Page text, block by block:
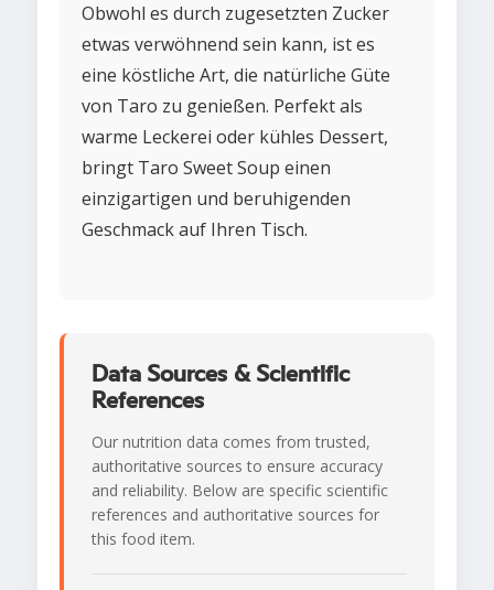
Obwohl es durch zugesetzten Zucker
etwas verwöhnend sein kann, ist es
eine köstliche Art, die natürliche Güte
von Taro zu genießen. Perfekt als
warme Leckerei oder kühles Dessert,
bringt Taro Sweet Soup einen
einzigartigen und beruhigenden
Geschmack auf Ihren Tisch.
Data Sources & Scientific
References
Our nutrition data comes from trusted,
authoritative sources to ensure accuracy
and reliability. Below are specific scientific
references and authoritative sources for
this food item.